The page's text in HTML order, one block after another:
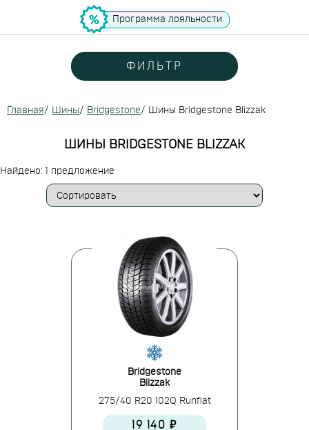
Программа лояльности
ФИЛЬТР
Главная/ Шины/ Bridgestone/ Шины Bridgestone Blizzak
ШИНЫ BRIDGESTONE BLIZZAK
Найдено: 1 предложение
Bridgestone
Blizzak
275/40 R20 102Q Runflat
19 140 ₽